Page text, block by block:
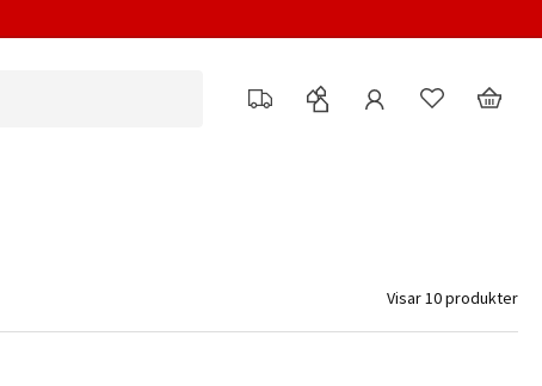
Visar 10 produkter